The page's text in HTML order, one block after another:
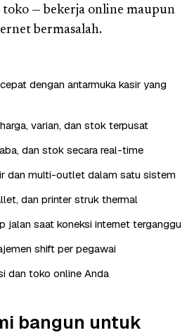
— bekerja online maupun
bermasalah.
dengan antarmuka kasir yang
varian, dan stok terpusat
dan stok secara real-time
dan multi-outlet dalam satu sistem
dan printer struk thermal
saat koneksi internet terganggu
shift per pegawai
dan toko online Anda
bangun untuk